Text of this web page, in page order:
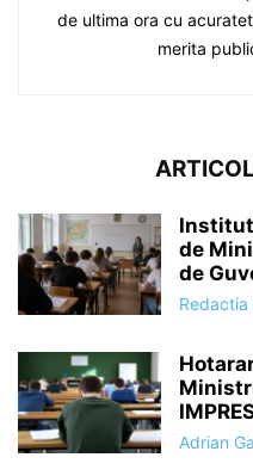
de ultima ora cu
merita
de
de
Adrian